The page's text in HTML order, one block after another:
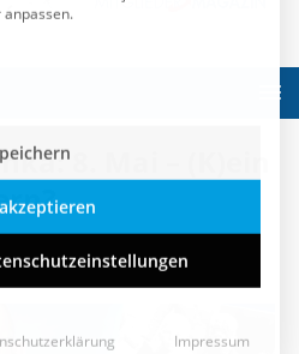
8. Mai – (K)ein
Gruppen, für die eine